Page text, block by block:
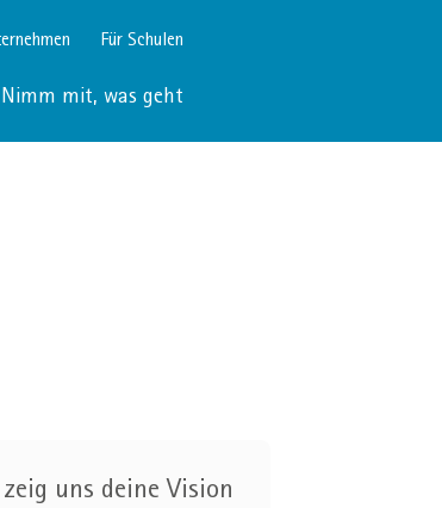
Für Schulen
Nimm mit, was geht
uns deine Vision